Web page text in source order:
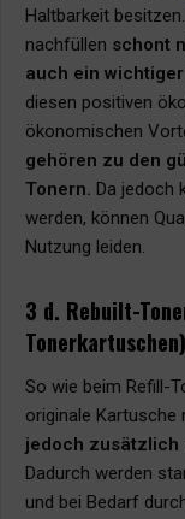
Haltbarkeit besitzen.
nachfüllen schont
auch ein
diesen positiven
ökonomischen
gehören zu den
Tonern. Da jedoch
werden, können
Nutzung leiden.
3 d. Rebuilt-
Tonerkartuschen)
So wie beim Refill-
originale
jedoch zusätzlich
Dadurch werden
und bei Bedarf